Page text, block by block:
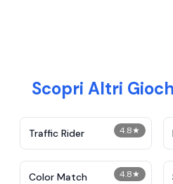
Scopri Altri
4.8★
Traffic Rider
4.8★
Color Match